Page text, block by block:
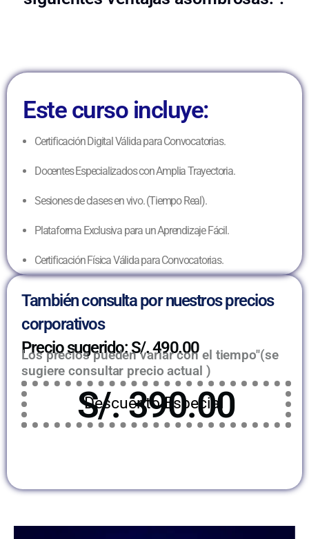
Este curso incluye:
Certificación Digital Válida para Convocatorias.
Docentes Especializados con Amplia Trayectoria.
Sesiones de clases en vivo. (Tiempo Real).
Plataforma Exclusiva para un Aprendizaje Fácil.
Certificación Física Válida para Convocatorias.
También consulta por nuestros precios
corporativos
Precio sugerido: S/. 490.00
Los precios pueden variar con el tiempo"(se
sugiere consultar precio actual )
Descuento Especial
S/. 390.00